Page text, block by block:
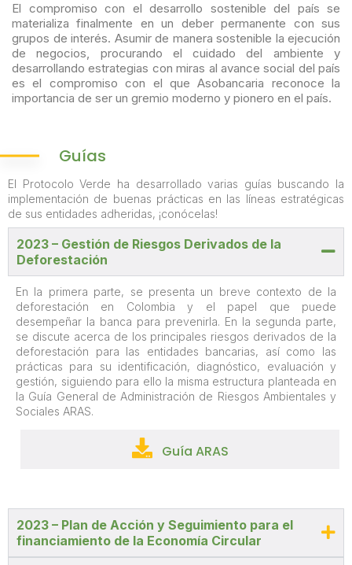
El compromiso con el desarrollo sostenible del país se
materializa finalmente en un deber permanente con sus
grupos de interés. Asumir de manera sostenible la ejecución
de negocios, procurando el cuidado del ambiente y
desarrollando estrategias con miras al avance social del país
es el compromiso con el que Asobancaria reconoce la
importancia de ser un gremio moderno y pionero en el país.
Guías
El Protocolo Verde ha desarrollado varias guías buscando la
implementación de buenas prácticas en las líneas estratégicas
de sus entidades adheridas, ¡conócelas!
2023 – Gestión de Riesgos Derivados de la
Deforestación
En la primera parte, se presenta un breve contexto de la
deforestación en Colombia y el papel que puede
desempeñar la banca para prevenirla. En la segunda parte,
se discute acerca de los principales riesgos derivados de la
deforestación para las entidades bancarias, así como las
prácticas para su identificación, diagnóstico, evaluación y
gestión, siguiendo para ello la misma estructura planteada en
la Guía General de Administración de Riesgos Ambientales y
Sociales ARAS.
Guía ARAS
2023 – Plan de Acción y Seguimiento para el
financiamiento de la Economía Circular